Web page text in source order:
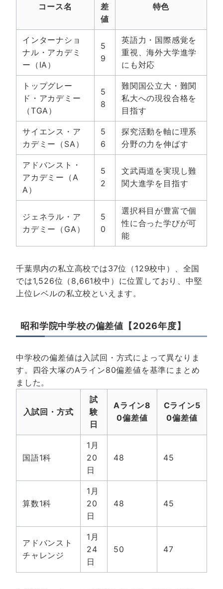
コース名
差
値
特色
インターナショ
ナル・アカデミ
ー（IA）
5
9
英語力・国際感覚を
重視、海外大学進学
にも対応
トップグレー
ド・アカデミー
（TGA）
5
8
難関国公立大・難関
私大への現役合格を
目指す
サイエンス・ア
カデミー（SA）
5
6
探究活動を軸に理系
分野の力を伸ばす
アドバンスト・
アカデミー（A
A）
5
2
文武両道を実現し難
関大進学を目指す
ジェネラル・ア
カデミー（GA）
5
0
選択科目が豊富で個
性に合った学びが可
能
千葉県内の私立高校では37位（129校中）、全国
では1,526位（8,661校中）に位置しており、中堅
上位レベルの私立校といえます。
昭和学院中学校の偏差値【2026年度】
中学校の偏差値は入試回・方式によって異なりま
す。四谷大塚のAライン80偏差値を基準にまとめ
ました。
入試回・方式
試
験
日
Aライン8
0偏差値
Cライン5
0偏差値
国語1科
1月
20
日
48 45
算数1科
1月
20
日
48 45
アドバンスト
チャレンジ
1月
24
日
50 47